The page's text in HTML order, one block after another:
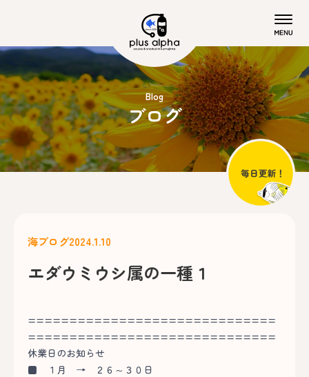
Blog
ブログ
海ブログ2024.1.10
エダウミウシ属の一種１
==============================
==============================
休業日のお知らせ
■ １月 → ２６～３０日